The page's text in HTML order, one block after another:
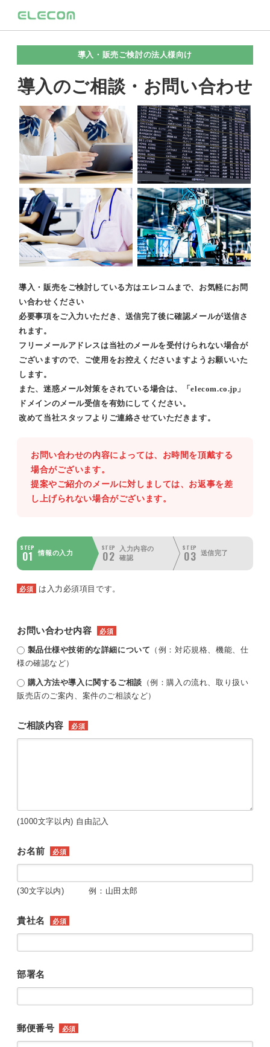
導入・販売ご検討の法人様向け
導入のご相談・お問い合わせ
導入・販売をご検討している方はエレコムまで、お気軽にお問
い合わせください
必要事項をご入力いただき、送信完了後に確認メールが送信さ
れます。
フリーメールアドレスは当社のメールを受付けられない場合が
ございますので、ご使用をお控えくださいますようお願いいた
します。
また、迷惑メール対策をされている場合は、「elecom.co.jp」
ドメインのメール受信を有効にしてください。
改めて当社スタッフよりご連絡させていただきます。
お問い合わせの内容によっては、お時間を頂戴する
場合がございます。
提案やご紹介のメールに対しましては、お返事を差
し上げられない場合がございます。
STEP
01 情報の入力
STEP
02
入力内容の
確認
STEP
03 送信完了
必須 は入力必須項目です。
お問い合わせ内容 必須
製品仕様や技術的な詳細について （例：対応規格、機能、仕
様の確認など）
購入方法や導入に関するご相談 （例：購入の流れ、取り扱い
販売店のご案内、案件のご相談など）
ご相談内容 必須
(1000文字以内) 自由記入
お名前 必須
(30文字以内) 例：山田太郎
貴社名 必須
部署名
郵便番号 必須